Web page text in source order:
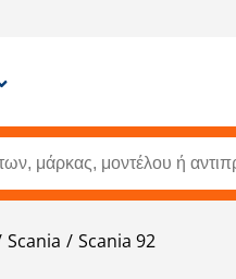
Scania Scania 92